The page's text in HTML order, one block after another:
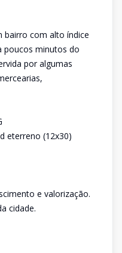
bairro com alto índice
poucos minutos do
por algumas
eterreno (12x30)
e valorização.
cidade.